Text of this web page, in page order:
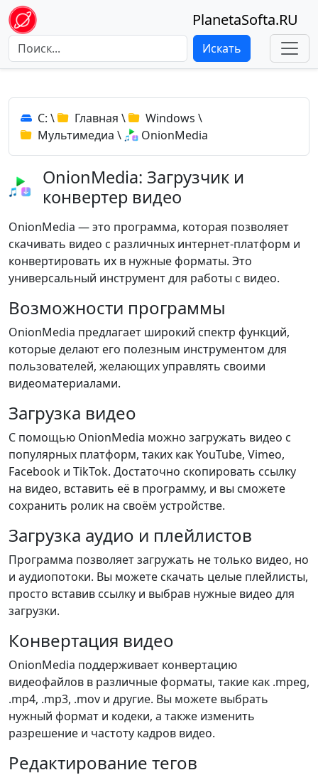
PlanetaSofta.RU
Искать
C: \ Главная \ Windows \
Мультимедиа \ OnionMedia
OnionMedia: Загрузчик и
конвертер видео
OnionMedia — это программа, которая позволяет
скачивать видео с различных интернет-платформ и
конвертировать их в нужные форматы. Это
универсальный инструмент для работы с видео.
Возможности программы
OnionMedia предлагает широкий спектр функций,
которые делают его полезным инструментом для
пользователей, желающих управлять своими
видеоматериалами.
Загрузка видео
С помощью OnionMedia можно загружать видео с
популярных платформ, таких как YouTube, Vimeo,
Facebook и TikTok. Достаточно скопировать ссылку
на видео, вставить её в программу, и вы сможете
сохранить ролик на своём устройстве.
Загрузка аудио и плейлистов
Программа позволяет загружать не только видео, но
и аудиопотоки. Вы можете скачать целые плейлисты,
просто вставив ссылку и выбрав нужные видео для
загрузки.
Конвертация видео
OnionMedia поддерживает конвертацию
видеофайлов в различные форматы, такие как .mpeg,
.mp4, .mp3, .mov и другие. Вы можете выбрать
нужный формат и кодеки, а также изменить
разрешение и частоту кадров видео.
Редактирование тегов